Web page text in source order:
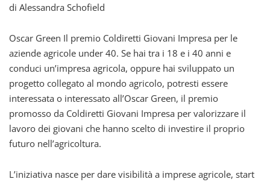
di Alessandra Schofield
Oscar Green Il premio Coldiretti Giovani Impresa per le
aziende agricole under 40. Se hai tra i 18 e i 40 anni e
conduci un’impresa agricola, oppure hai sviluppato un
progetto collegato al mondo agricolo, potresti essere
interessata o interessato all’Oscar Green, il premio
promosso da Coldiretti Giovani Impresa per valorizzare il
lavoro dei giovani che hanno scelto di investire il proprio
futuro nell’agricoltura.
L’iniziativa nasce per dare visibilità a imprese agricole, start